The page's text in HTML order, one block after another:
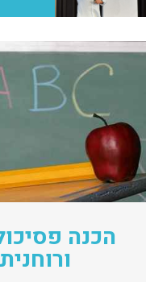
הכנה
ורוחנית